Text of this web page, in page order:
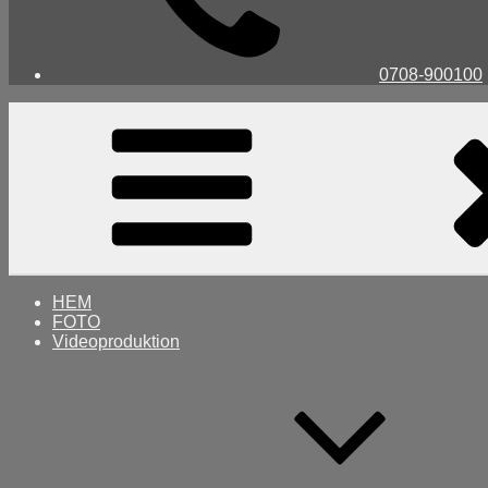
0708-900100
HEM
FOTO
Videoproduktion